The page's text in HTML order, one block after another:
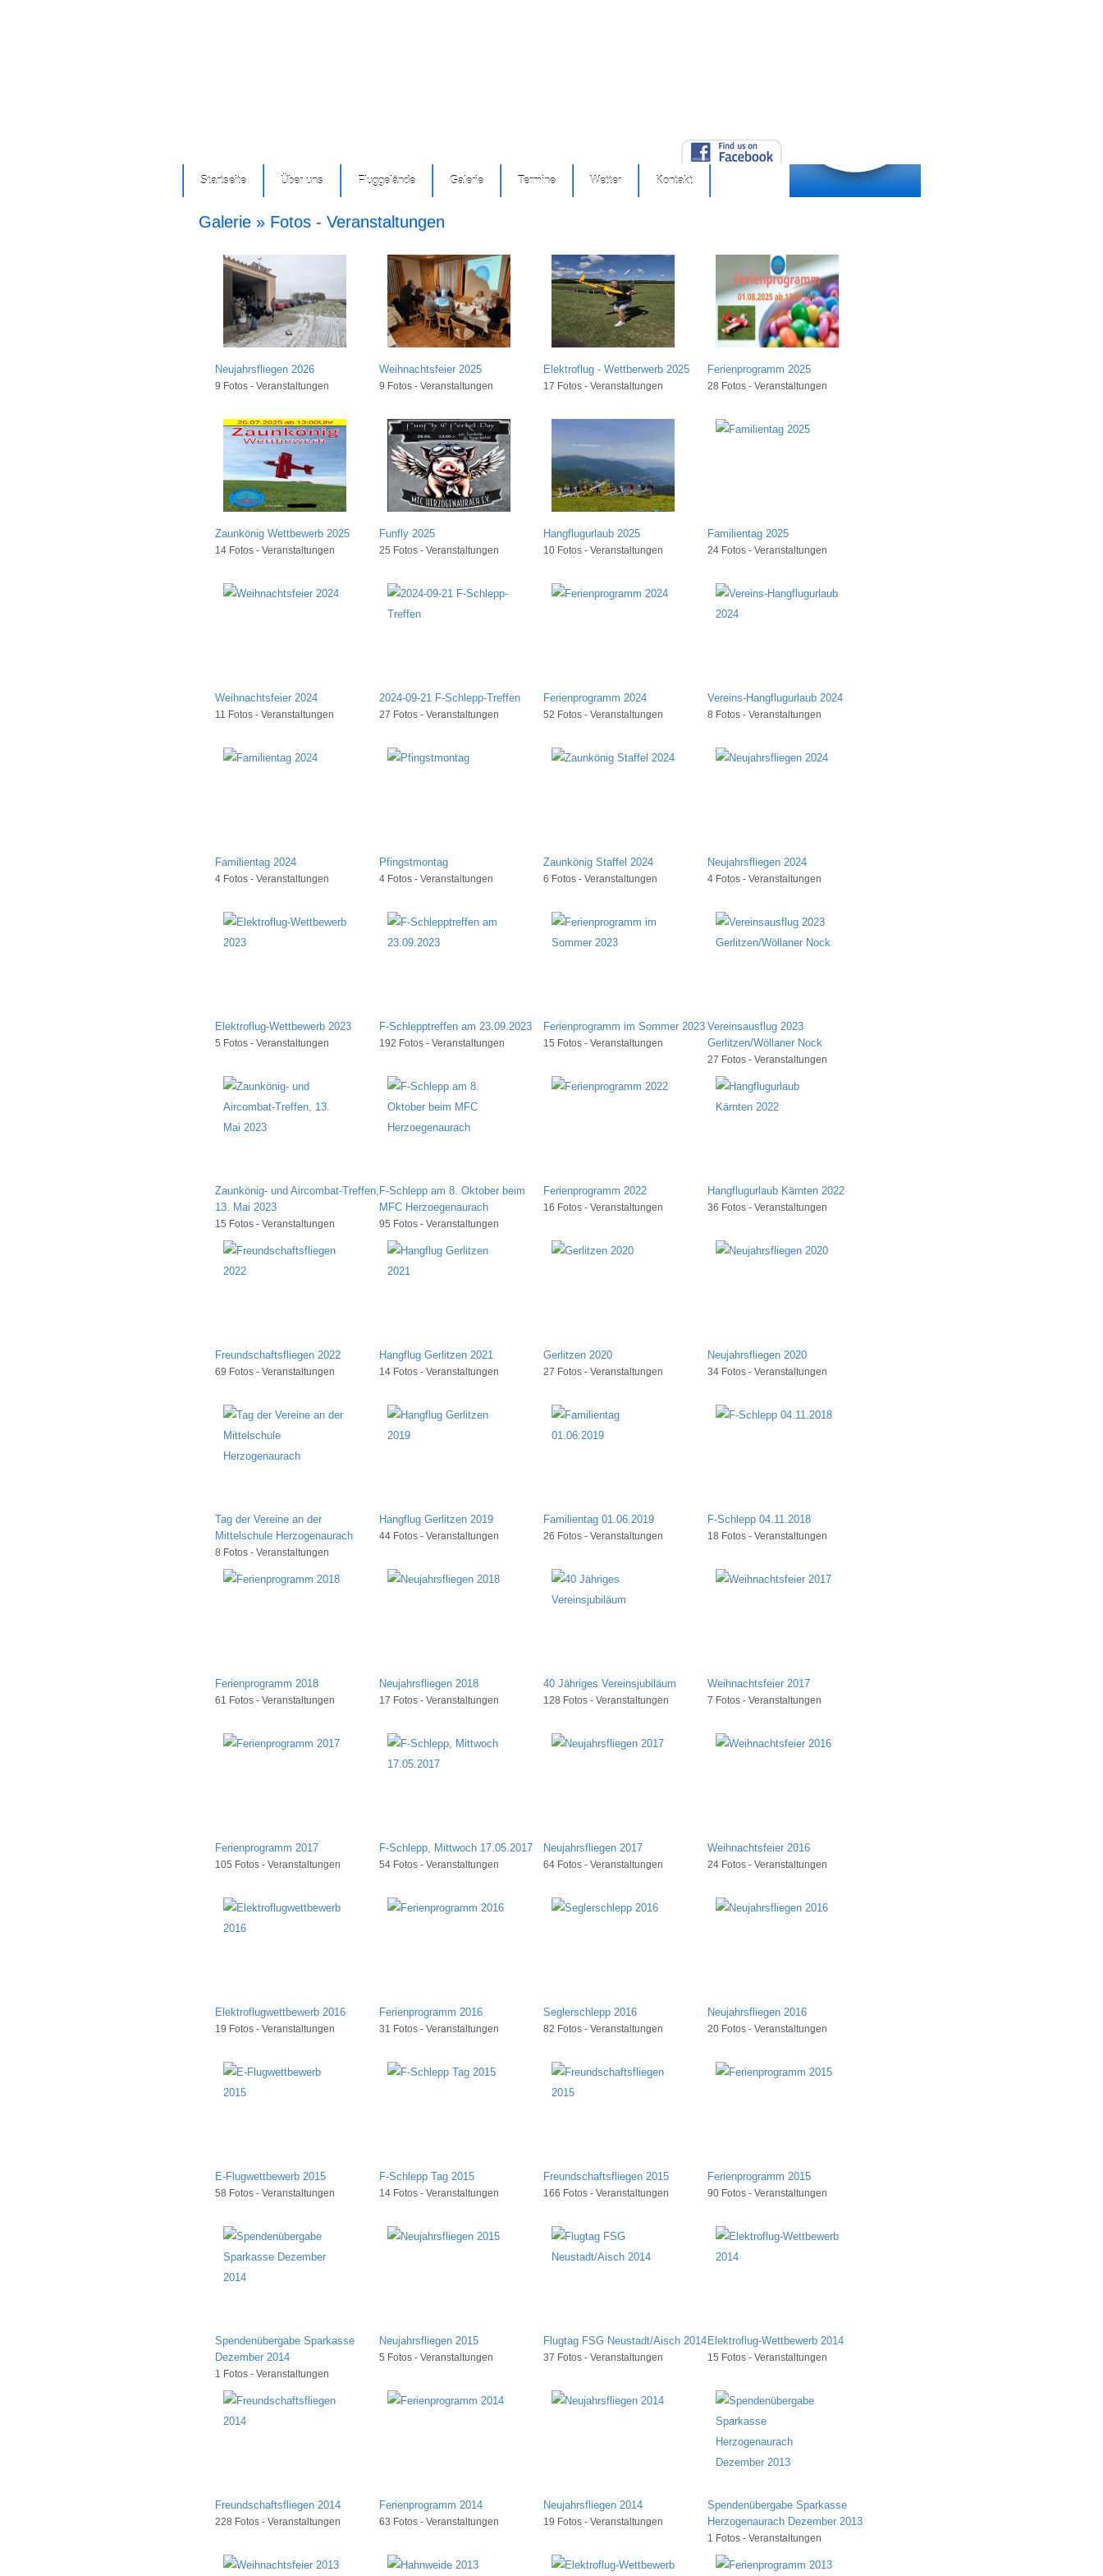
Startseite Über uns Fluggelände Galerie Termine Wetter Kontakt
Galerie » Fotos - Veranstaltungen
Neujahrsfliegen 2026
9 Fotos - Veranstaltungen
Weihnachtsfeier 2025
9 Fotos - Veranstaltungen
Elektroflug - Wettberwerb 2025
17 Fotos - Veranstaltungen
Ferienprogramm 2025
28 Fotos - Veranstaltungen
Zaunkönig Wettbewerb 2025
14 Fotos - Veranstaltungen
Funfly 2025
25 Fotos - Veranstaltungen
Hangflugurlaub 2025
10 Fotos - Veranstaltungen
Familientag 2025
24 Fotos - Veranstaltungen
Weihnachtsfeier 2024
11 Fotos - Veranstaltungen
2024-09-21 F-Schlepp-Treffen
27 Fotos - Veranstaltungen
Ferienprogramm 2024
52 Fotos - Veranstaltungen
Vereins-Hangflugurlaub 2024
8 Fotos - Veranstaltungen
Familientag 2024
4 Fotos - Veranstaltungen
Pfingstmontag
4 Fotos - Veranstaltungen
Zaunkönig Staffel 2024
6 Fotos - Veranstaltungen
Neujahrsfliegen 2024
4 Fotos - Veranstaltungen
Elektroflug-Wettbewerb 2023
5 Fotos - Veranstaltungen
F-Schlepptreffen am 23.09.2023
192 Fotos - Veranstaltungen
Ferienprogramm im Sommer 2023
15 Fotos - Veranstaltungen
Vereinsausflug 2023
Gerlitzen/Wöllaner Nock
27 Fotos - Veranstaltungen
Zaunkönig- und Aircombat-Treffen,
13. Mai 2023
15 Fotos - Veranstaltungen
F-Schlepp am 8. Oktober beim
MFC Herzoegenaurach
95 Fotos - Veranstaltungen
Ferienprogramm 2022
16 Fotos - Veranstaltungen
Hangflugurlaub Kärnten 2022
36 Fotos - Veranstaltungen
Freundschaftsfliegen 2022
69 Fotos - Veranstaltungen
Hangflug Gerlitzen 2021
14 Fotos - Veranstaltungen
Gerlitzen 2020
27 Fotos - Veranstaltungen
Neujahrsfliegen 2020
34 Fotos - Veranstaltungen
Tag der Vereine an der
Mittelschule Herzogenaurach
8 Fotos - Veranstaltungen
Hangflug Gerlitzen 2019
44 Fotos - Veranstaltungen
Familientag 01.06.2019
26 Fotos - Veranstaltungen
F-Schlepp 04.11.2018
18 Fotos - Veranstaltungen
Ferienprogramm 2018
61 Fotos - Veranstaltungen
Neujahrsfliegen 2018
17 Fotos - Veranstaltungen
40 Jähriges Vereinsjubiläum
128 Fotos - Veranstaltungen
Weihnachtsfeier 2017
7 Fotos - Veranstaltungen
Ferienprogramm 2017
105 Fotos - Veranstaltungen
F-Schlepp, Mittwoch 17.05.2017
54 Fotos - Veranstaltungen
Neujahrsfliegen 2017
64 Fotos - Veranstaltungen
Weihnachtsfeier 2016
24 Fotos - Veranstaltungen
Elektroflugwettbewerb 2016
19 Fotos - Veranstaltungen
Ferienprogramm 2016
31 Fotos - Veranstaltungen
Seglerschlepp 2016
82 Fotos - Veranstaltungen
Neujahrsfliegen 2016
20 Fotos - Veranstaltungen
E-Flugwettbewerb 2015
58 Fotos - Veranstaltungen
F-Schlepp Tag 2015
14 Fotos - Veranstaltungen
Freundschaftsfliegen 2015
166 Fotos - Veranstaltungen
Ferienprogramm 2015
90 Fotos - Veranstaltungen
Spendenübergabe Sparkasse
Dezember 2014
1 Fotos - Veranstaltungen
Neujahrsfliegen 2015
5 Fotos - Veranstaltungen
Flugtag FSG Neustadt/Aisch 2014
37 Fotos - Veranstaltungen
Elektroflug-Wettbewerb 2014
15 Fotos - Veranstaltungen
Freundschaftsfliegen 2014
228 Fotos - Veranstaltungen
Ferienprogramm 2014
63 Fotos - Veranstaltungen
Neujahrsfliegen 2014
19 Fotos - Veranstaltungen
Spendenübergabe Sparkasse
Herzogenaurach Dezember 2013
1 Fotos - Veranstaltungen